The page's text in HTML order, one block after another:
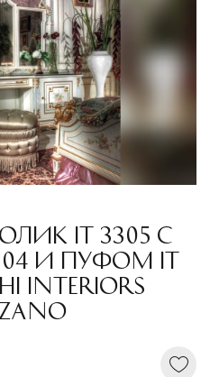
IT 3305 С
И ПУФОМ IT
INTERIORS